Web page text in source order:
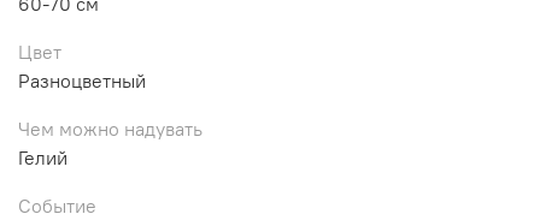
Цвет
Разноцветный
Чем можно надувать
Гелий
Событие